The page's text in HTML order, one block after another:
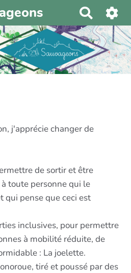
e
c
h
e
r
r
j'apprécie changer de
de sortir et être
toute personne qui le
qui pense que ceci est
inclusives, pour permettre
à mobilité réduite, de
: La joelette.
tiré et poussé par des